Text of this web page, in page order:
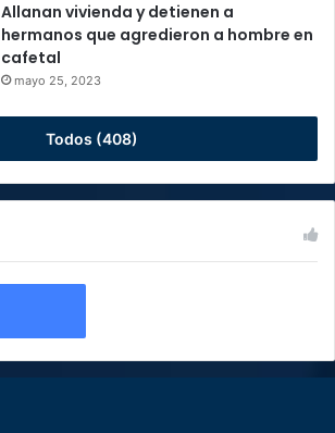
Allanan vivienda y detienen a
hermanos que agredieron a hombre en
cafetal
mayo 25, 2023
Todos (408)